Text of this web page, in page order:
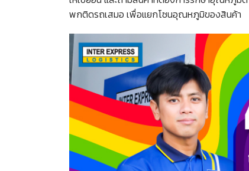
พกติดรถเสมอ เพื่อแยกโซนอุณหภูมิของสินค้า